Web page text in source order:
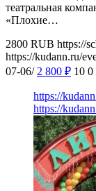
театральная
«Плохие…
2800 RUB https://
https://kudann.ru/
07-06/ 2 800 ₽ 10 0
https://
https://